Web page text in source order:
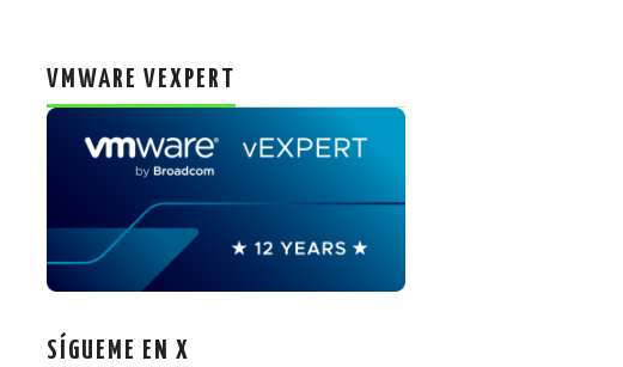
VMWARE VEXPERT
SÍGUEME EN X